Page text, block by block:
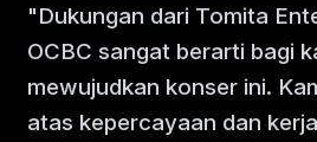
"Dukungan dari Tomita
OCBC sangat berarti bagi
mewujudkan konser ini.
atas kepercayaan dan